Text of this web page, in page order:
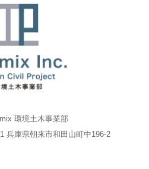
mix 環境土木事業部
兵庫県朝来市和田山町中196-2